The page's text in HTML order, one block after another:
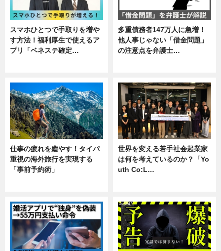
スマホひとつで手取りを増や
す方法！福利厚生で使えるア
プリ「ベネステ確定…
多重債務者147万人に急増！
他人事じゃない「借金問題」
の注意点を弁護士…
仕事の疲れを癒やす！タイパ
重視の海外旅行を実現する
「事前予約術」
世界を変える若手社会起業家
は何を考えているのか？「Yo
uth Co:L…